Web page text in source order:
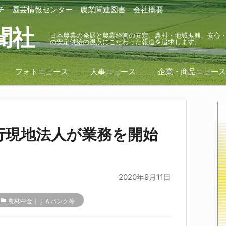
園芸情報センター 農業関連図書 会社概要
社
日本農業の発展と農業経営の安定、農村・地域振興、安心
の安定供給の視点にこだわった報道を追求します。
フォトニュース 人事ニュース 企業・商品ニュース
地法人が業務を開始
2020年9月11日
folder 農林中金｜ＪＡバンク等